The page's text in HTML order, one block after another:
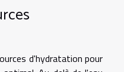
d'hydratation pour